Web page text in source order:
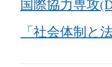
国際協力専攻
「社会体制と